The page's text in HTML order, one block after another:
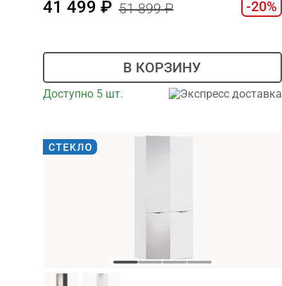
41 499 51 899 -20%
В КОРЗИНУ
Доступно 5 шт. Экспресс доставка